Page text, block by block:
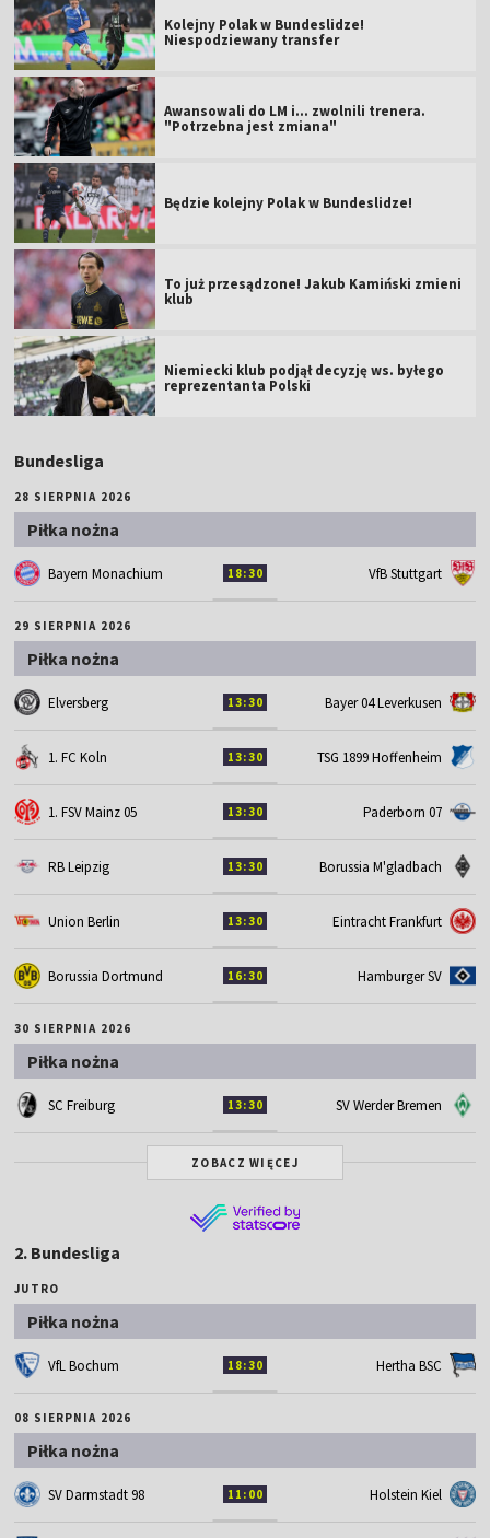
Kolejny Polak w Bundeslidze!
Niespodziewany transfer
Awansowali do LM i... zwolnili trenera.
"Potrzebna jest zmiana"
Będzie kolejny Polak w Bundeslidze!
To już przesądzone! Jakub Kamiński zmieni
klub
Niemiecki klub podjął decyzję ws. byłego
reprezentanta Polski
Bundesliga
28 SIERPNIA 2026
Piłka nożna
Bayern Monachium 18:30 VfB Stuttgart
29 SIERPNIA 2026
Piłka nożna
Elversberg 13:30 Bayer 04 Leverkusen
1. FC Koln 13:30 TSG 1899 Hoffenheim
1. FSV Mainz 05 13:30 Paderborn 07
RB Leipzig 13:30 Borussia M'gladbach
Union Berlin 13:30 Eintracht Frankfurt
Borussia Dortmund 16:30 Hamburger SV
30 SIERPNIA 2026
Piłka nożna
SC Freiburg 13:30 SV Werder Bremen
ZOBACZ WIĘCEJ
2. Bundesliga
JUTRO
Piłka nożna
VfL Bochum 18:30 Hertha BSC
08 SIERPNIA 2026
Piłka nożna
SV Darmstadt 98 11:00 Holstein Kiel